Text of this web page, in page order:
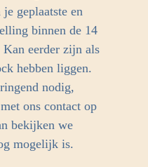
geplaatste en
binnen de 14
Kan eerder zijn als
hebben liggen.
nodig,
ons contact op
bekijken we
mogelijk is.